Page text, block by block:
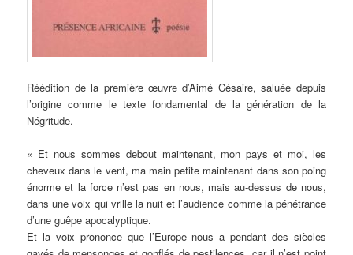
Réédition de la première œuvre d’Aimé Césaire, saluée depuis
l’origine comme le texte fondamental de la génération de la
Négritude.
« Et nous sommes debout maintenant, mon pays et moi, les
cheveux dans le vent, ma main petite maintenant dans son poing
énorme et la force n’est pas en nous, mais au-dessus de nous,
dans une voix qui vrille la nuit et l’audience comme la pénétrance
d’une guêpe apocalyptique.
Et la voix prononce que l’Europe nous a pendant des siècles